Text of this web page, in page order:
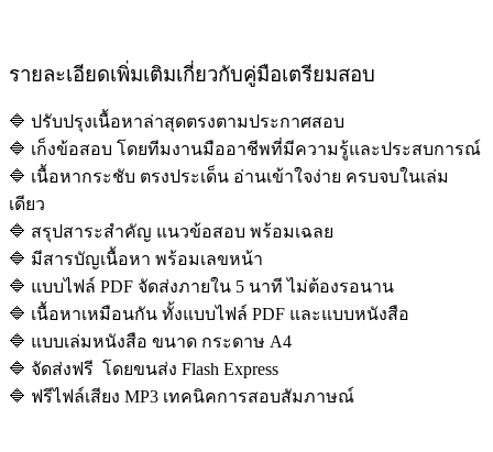
รายละเอียดเพิ่มเติมเกี่ยวกับคู่มือเตรียมสอบ
🔷 ปรับปรุงเนื้อหาล่าสุดตรงตามประกาศสอบ
🔷 เก็งข้อสอบ โดยทีมงานมืออาชีพที่มีความรู้และประสบการณ์
🔷 เนื้อหากระชับ ตรงประเด็น อ่านเข้าใจง่าย ครบจบในเล่ม
เดียว
🔷 สรุปสาระสำคัญ แนวข้อสอบ พร้อมเฉลย
🔷 มีสารบัญเนื้อหา พร้อมเลขหน้า
🔷 แบบไฟล์ PDF จัดส่งภายใน 5 นาที ไม่ต้องรอนาน
🔷 เนื้อหาเหมือนกัน ทั้งแบบไฟล์ PDF และแบบหนังสือ
🔷 แบบเล่มหนังสือ ขนาด กระดาษ A4
🔷 จัดส่งฟรี โดยขนส่ง Flash Express
🔷 ฟรีไฟล์เสียง MP3 เทคนิคการสอบสัมภาษณ์